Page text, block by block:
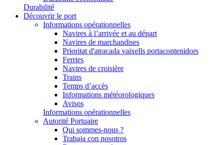
Durabilité
Découvrir le port
Informations opérationnelles
Navires à l’arrivée et au départ
Navires de marchandises
Prioritat d'atracada vaixells portacontenidors
Ferries
Navires de croisière
Trains
Temps d’accès
Informations météorologiques
Avisos
Informations opérationnelles
Autorité Portuaire
Qui sommes-nous ?
Trabaja con nosotros